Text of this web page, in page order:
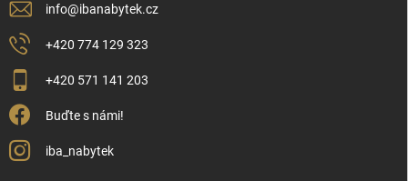
info@ibanabytek.cz
+420 774 129 323
+420 571 141 203
Buďte s námi!
iba_nabytek